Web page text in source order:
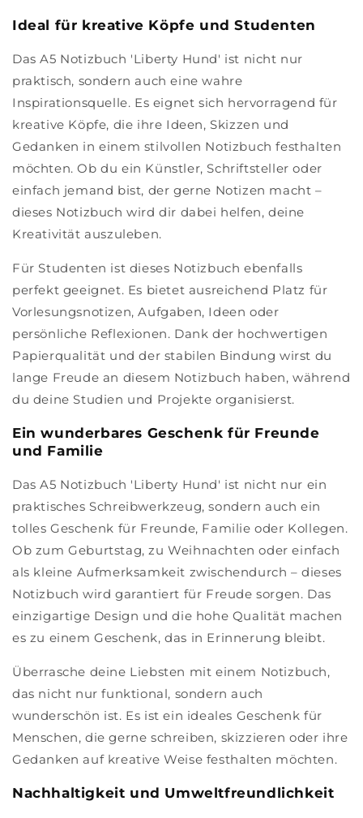
Ideal für kreative Köpfe und Studenten
Das A5 Notizbuch 'Liberty Hund' ist nicht nur
praktisch, sondern auch eine wahre
Inspirationsquelle. Es eignet sich hervorragend für
kreative Köpfe, die ihre Ideen, Skizzen und
Gedanken in einem stilvollen Notizbuch festhalten
möchten. Ob du ein Künstler, Schriftsteller oder
einfach jemand bist, der gerne Notizen macht –
dieses Notizbuch wird dir dabei helfen, deine
Kreativität auszuleben.
Für Studenten ist dieses Notizbuch ebenfalls
perfekt geeignet. Es bietet ausreichend Platz für
Vorlesungsnotizen, Aufgaben, Ideen oder
persönliche Reflexionen. Dank der hochwertigen
Papierqualität und der stabilen Bindung wirst du
lange Freude an diesem Notizbuch haben, während
du deine Studien und Projekte organisierst.
Ein wunderbares Geschenk für Freunde
und Familie
Das A5 Notizbuch 'Liberty Hund' ist nicht nur ein
praktisches Schreibwerkzeug, sondern auch ein
tolles Geschenk für Freunde, Familie oder Kollegen.
Ob zum Geburtstag, zu Weihnachten oder einfach
als kleine Aufmerksamkeit zwischendurch – dieses
Notizbuch wird garantiert für Freude sorgen. Das
einzigartige Design und die hohe Qualität machen
es zu einem Geschenk, das in Erinnerung bleibt.
Überrasche deine Liebsten mit einem Notizbuch,
das nicht nur funktional, sondern auch
wunderschön ist. Es ist ein ideales Geschenk für
Menschen, die gerne schreiben, skizzieren oder ihre
Gedanken auf kreative Weise festhalten möchten.
Nachhaltigkeit und Umweltfreundlichkeit